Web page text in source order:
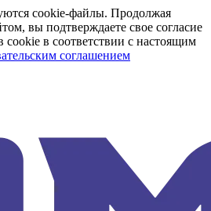
cookie-файлы. Продолжая
вы подтверждаете свое согласие
cookie в соответствии с настоящим
соглашением